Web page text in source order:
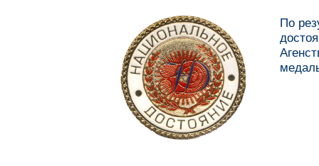
По